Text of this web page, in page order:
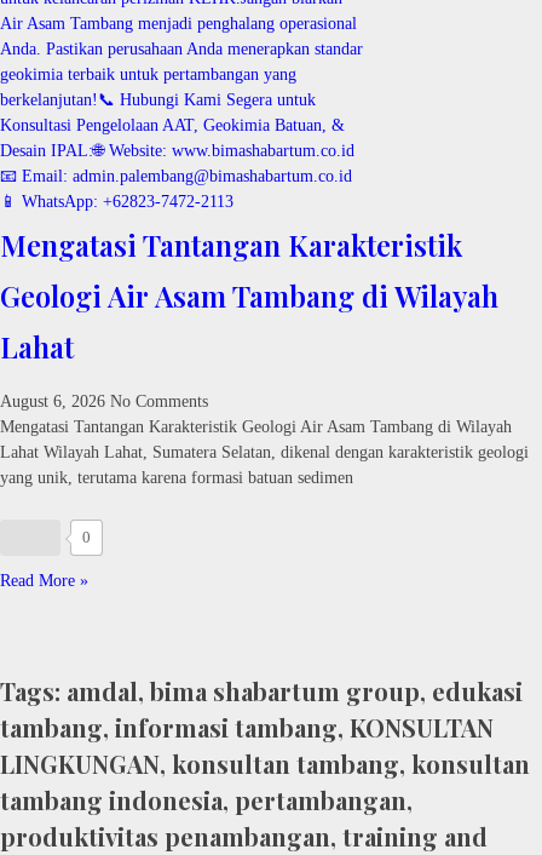
Mengatasi Tantangan Karakteristik
Geologi Air Asam Tambang di Wilayah
Lahat
August 6, 2026 No Comments
Mengatasi Tantangan Karakteristik Geologi Air Asam Tambang di Wilayah
Lahat Wilayah Lahat, Sumatera Selatan, dikenal dengan karakteristik geologi
yang unik, terutama karena formasi batuan sedimen
0
Read More »
Tags: amdal, bima shabartum group, edukasi
tambang, informasi tambang, KONSULTAN
LINGKUNGAN, konsultan tambang, konsultan
tambang indonesia, pertambangan,
produktivitas penambangan, training and